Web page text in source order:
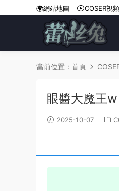
🌍網站地圖 COSER視
當前位置： 首頁
眼醬大魔王
2025-10-07